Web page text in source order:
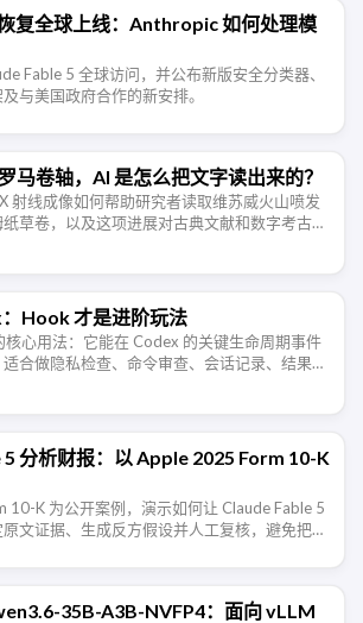
复全球上线：Anthropic 如何处理模
Fable 5 全球访问，并公布新版安全分类器、
与美国政府合作的新安排。
马卷轴，AI 是怎么把文字读出来的？
射线成像如何帮助研究者读取维苏威火山喷发
草卷，以及这项进展对古典文献和数字考古的
Hook 才是进阶玩法
心用法：它能在 Codex 的关键生命周期事件
合做隐私检查、命令审查、会话记录、结果校
5 分析财报：以 Apple 2025 Form 10-K
10-K 为公开案例，演示如何让 Claude Fable 5
文证据、生成反方假设并人工复核，避免把
35B-A3B-NVFP4：面向 vLLM